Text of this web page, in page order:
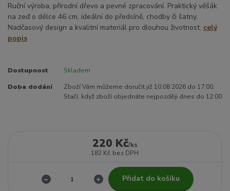
Ruční výroba, přírodní dřevo a pevné zpracování. Praktický věšák
na zeď o délce 46 cm, ideální do předsíně, chodby či šatny.
Nadčasový design a kvalitní materiál pro dlouhou životnost. celý
popis
Dostupnost Skladem
Doba dodání
Zboží Vám můžeme doručit již 10.08.2026 do 17:00.
Stačí, když zboží objednáte nejpozději dnes do 12:00
220 Kč/ks
182 Kč bez DPH
Přidat do košíku